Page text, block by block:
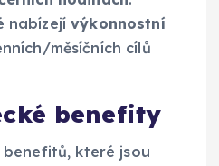
nabízejívýkonnostní
měsíčních cílů
benefity
které jsou